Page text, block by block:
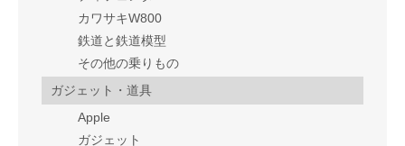
カワサキW800
鉄道と鉄道模型
その他の乗りもの
ガジェット・道具
Apple
ガジェット